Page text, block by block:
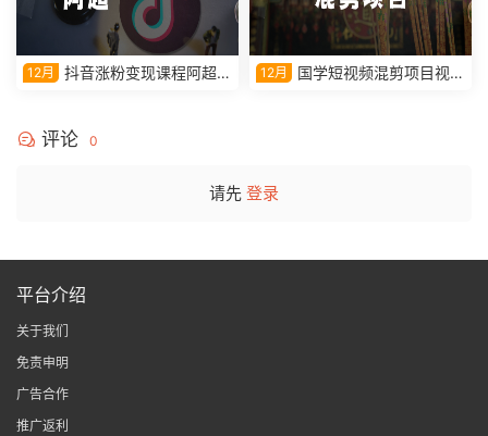
12月
抖音涨粉变现课程阿超教
12月
国学短视频混剪项目视频
评论 0
请先 登录
平台介绍
关于我们
免责申明
广告合作
推广返利